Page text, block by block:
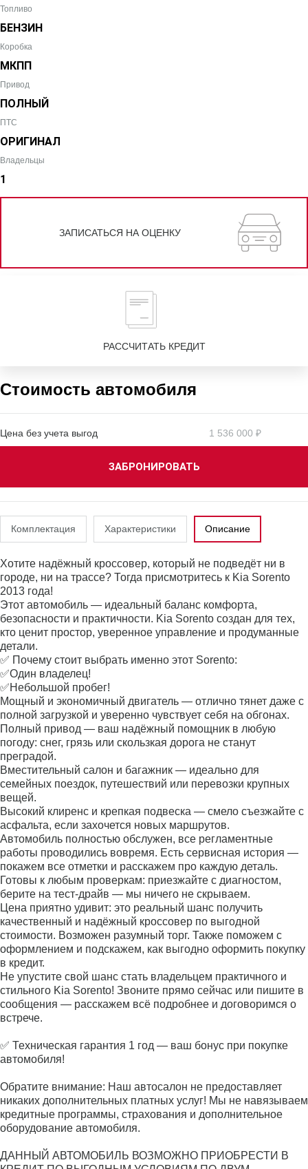
Топливо
БЕНЗИН
Коробка
МКПП
Привод
ПОЛНЫЙ
ПТС
ОРИГИНАЛ
Владельцы
1
ЗАПИСАТЬСЯ НА ОЦЕНКУ
РАССЧИТАТЬ КРЕДИТ
Стоимость автомобиля
Цена без учета выгод 1 536 000 ₽
ЗАБРОНИРОВАТЬ
Комплектация Характеристики Описание
Хотите надёжный кроссовер, который не подведёт ни в
городе, ни на трассе? Тогда присмотритесь к Kia Sorento
2013 года!
Этот автомобиль — идеальный баланс комфорта,
безопасности и практичности. Kia Sorento создан для тех,
кто ценит простор, уверенное управление и продуманные
детали.
✅ Почему стоит выбрать именно этот Sorento:
✅Один владелец!
✅Небольшой пробег!
Мощный и экономичный двигатель — отлично тянет даже с
полной загрузкой и уверенно чувствует себя на обгонах.
Полный привод — ваш надёжный помощник в любую
погоду: снег, грязь или скользкая дорога не станут
преградой.
Вместительный салон и багажник — идеально для
семейных поездок, путешествий или перевозки крупных
вещей.
Высокий клиренс и крепкая подвеска — смело съезжайте с
асфальта, если захочется новых маршрутов.
Автомобиль полностью обслужен, все регламентные
работы проводились вовремя. Есть сервисная история —
покажем все отметки и расскажем про каждую деталь.
Готовы к любым проверкам: приезжайте с диагностом,
берите на тест‑драйв — мы ничего не скрываем.
Цена приятно удивит: это реальный шанс получить
качественный и надёжный кроссовер по выгодной
стоимости. Возможен разумный торг. Также поможем с
оформлением и подскажем, как выгодно оформить покупку
в кредит.
Не упустите свой шанс стать владельцем практичного и
стильного Kia Sorento! Звоните прямо сейчас или пишите в
сообщения — расскажем всё подробнее и договоримся о
встрече.
✅ Техническая гарантия 1 год — ваш бонус при покупке
автомобиля!
Обратите внимание: Наш автосалон не предоставляет
никаких дополнительных платных услуг! Мы не навязываем
кредитные программы, страхования и дополнительное
оборудование автомобиля.
ДАННЫЙ АВТОМОБИЛЬ ВОЗМОЖНО ПРИОБРЕСТИ В